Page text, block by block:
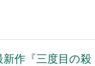
作『三度目の殺